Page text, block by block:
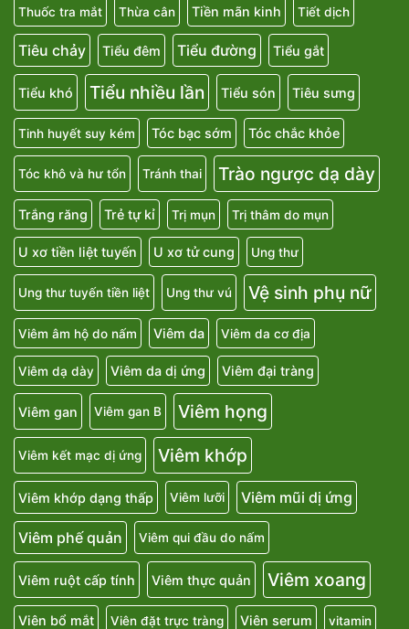
Thuốc tra mắt Thừa cân Tiền mãn kinh Tiết dịch
Tiêu chảy Tiểu đêm Tiểu đường Tiểu gắt
Tiểu khó Tiểu nhiều lần Tiểu són Tiêu sưng
Tinh huyết suy kém Tóc bạc sớm Tóc chắc khỏe
Tóc khô và hư tổn Tránh thai Trào ngược dạ dày
Trắng răng Trẻ tự kỉ Trị mụn Trị thâm do mụn
U xơ tiền liệt tuyến U xơ tử cung Ung thư
Ung thư tuyến tiền liệt Ung thư vú Vệ sinh phụ nữ
Viêm âm hộ do nấm Viêm da Viêm da cơ địa
Viêm dạ dày Viêm da dị ứng Viêm đại tràng
Viêm gan Viêm gan B Viêm họng
Viêm kết mạc dị ứng Viêm khớp
Viêm khớp dạng thấp Viêm lưỡi Viêm mũi dị ứng
Viêm phế quản Viêm qui đầu do nấm
Viêm ruột cấp tính Viêm thực quản Viêm xoang
Viên bổ mắt Viên đặt trực tràng Viên serum vitamin